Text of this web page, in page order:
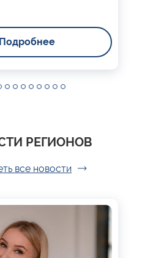
Подробнее
РЕГИОНОВ
все новости